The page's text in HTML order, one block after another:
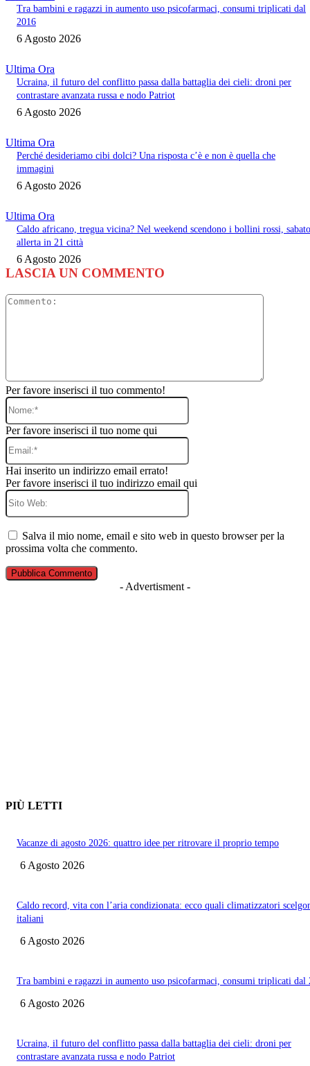
Tra bambini e ragazzi in aumento uso psicofarmaci, consumi triplicati dal
2016
6 Agosto 2026
Ultima Ora
Ucraina, il futuro del conflitto passa dalla battaglia dei cieli: droni per
contrastare avanzata russa e nodo Patriot
6 Agosto 2026
Ultima Ora
Perché desideriamo cibi dolci? Una risposta c’è e non è quella che
immagini
6 Agosto 2026
Ultima Ora
Caldo africano, tregua vicina? Nel weekend scendono i bollini rossi, sabato
allerta in 21 città
6 Agosto 2026
LASCIA UN COMMENTO
Per favore inserisci il tuo commento!
Nome:*
Per favore inserisci il tuo nome qui
Email:*
Hai inserito un indirizzo email errato!
Per favore inserisci il tuo indirizzo email qui
Sito
Salva il mio nome, email e sito web in questo browser per la
prossima volta che commento.
- Advertisment -
PIÙ LETTI
Vacanze di agosto 2026: quattro idee per ritrovare il proprio tempo
6 Agosto 2026
Caldo record, vita con l’aria condizionata: ecco quali climatizzatori
italiani
6 Agosto 2026
Tra bambini e ragazzi in aumento uso psicofarmaci, consumi triplicati dal
6 Agosto 2026
Ucraina, il futuro del conflitto passa dalla battaglia dei cieli: droni per
contrastare avanzata russa e nodo Patriot